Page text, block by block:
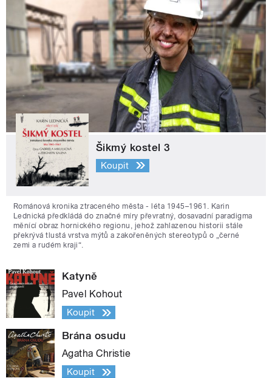
Šikmý kostel 3
Koupit
Románová kronika ztraceného města - léta 1945–1961. Karin
Lednická předkládá do značné míry převratný, dosavadní paradigma
měnící obraz hornického regionu, jehož zahlazenou historii stále
překrývá tlustá vrstva mýtů a zakořeněných stereotypů o „černé
zemi a rudém kraji“.
Katyně
Pavel Kohout
Koupit
Brána osudu
Agatha Christie
Koupit